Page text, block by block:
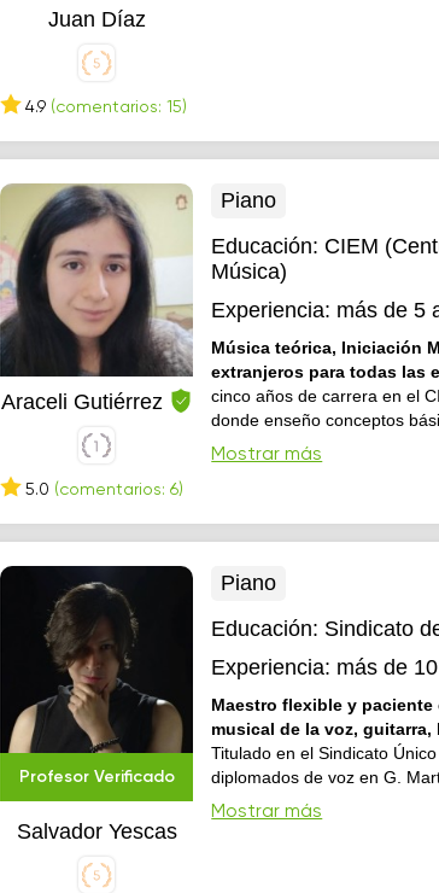
Juan Díaz
4.9 (comentarios: 15)
Araceli Gutiérrez
5.0 (comentarios: 6)
Piano
Educación: CIEM
Música)
Experiencia: más de 5
Música teórica, Iniciación
extranjeros para todas las
cinco años de carrera en el
donde enseño conceptos
Después nos enfocaremos
clásica, salsa etc...) Ayudo a
Mostrar más
Profesor Verificado
Salvador Yescas
Piano
Educación: Sindicato
Experiencia: más de
Maestro flexible y
musical de la voz,
Titulado en el Sindicato
diplomados de voz en G.
Mostrar más